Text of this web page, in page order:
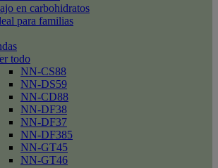
en carbohidratos
para familias
todo
NN-CS88
NN-DS59
NN-CD88
NN-DF38
NN-DF37
NN-DF385
NN-GT45
NN-GT46